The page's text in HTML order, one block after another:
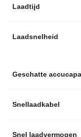
Laadtijd
Laadsnelheid
Geschatte
Snellaadkabel
Snel laadvermogen